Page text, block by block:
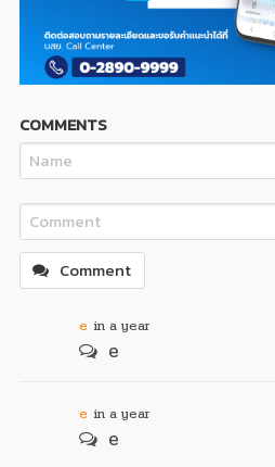
COMMENTS
Comment
e in a year
e
e in a year
e